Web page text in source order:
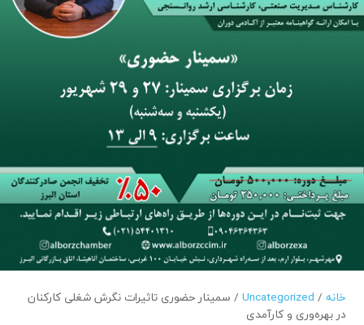
خانه /
Uncategorized / سمینار حضوری تاثیرات نگرش شغلی کارکنان
در بهره‌وری و کارآمدی